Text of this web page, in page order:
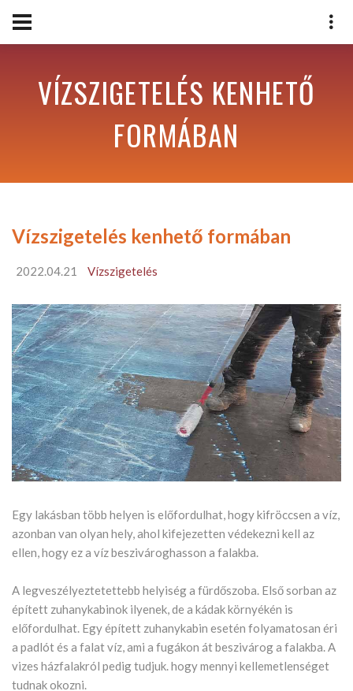
VÍZSZIGETELÉS KENHETŐ
FORMÁBAN
Vízszigetelés kenhető formában
2022.04.21 Vízszigetelés
Egy lakásban több helyen is előfordulhat, hogy kifröccsen a víz,
azonban van olyan hely, ahol kifejezetten védekezni kell az
ellen, hogy ez a víz beszivároghasson a falakba.
A legveszélyeztetettebb helyiség a fürdőszoba. Első sorban az
épített zuhanykabinok ilyenek, de a kádak környékén is
előfordulhat. Egy épített zuhanykabin esetén folyamatosan éri
a padlót és a falat víz, ami a fugákon át beszivárog a falakba. A
vizes házfalakról pedig tudjuk. hogy mennyi kellemetlenséget
tudnak okozni.